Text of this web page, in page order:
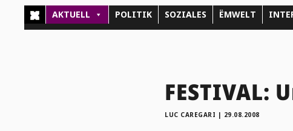
AKTUELL POLITIK SOZIALES ËMWELT
FESTIVAL:
LUC CAREGARI | 29.08.2008